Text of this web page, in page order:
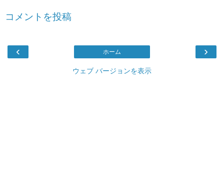
コメントを投稿
‹ ›
ホーム
ウェブ バージョンを表示